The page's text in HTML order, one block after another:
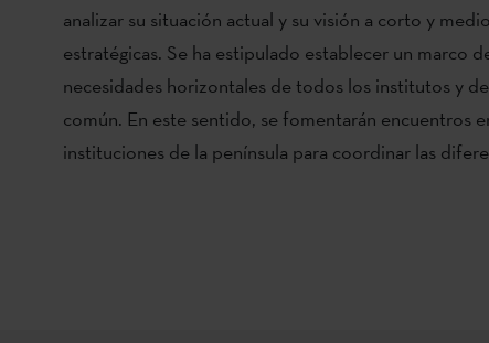
analizar su situación actual y su visión a corto y
estratégicas. Se ha estipulado establecer un marco
necesidades horizontales de todos los institutos y
común. En este sentido, se fomentarán encuentros
instituciones de la península para coordinar las